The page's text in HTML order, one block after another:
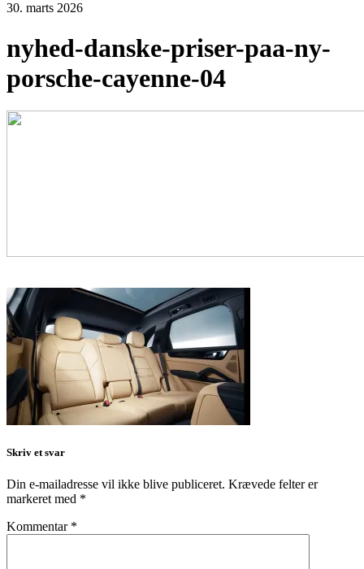
30. marts 2026
nyhed-danske-priser-paa-ny-
porsche-cayenne-04
Skriv et svar
Din e-mailadresse vil ikke blive publiceret. Krævede felter er
markeret med *
Kommentar *